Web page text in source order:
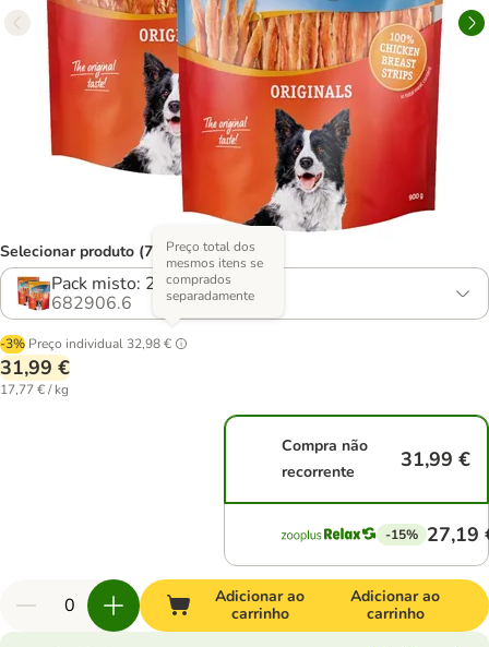
Selecionar produto (7 opções)
Pack misto: 2 variedades
682906.6
-3% Preço individual 32,98 €
Preço total dos
mesmos itens se
comprados
separadamente
31,99 €
17,77 € / kg
Compra não
recorrente
31,99 €
-15% 27,19
Adicionar ao
carrinho
Adicionar ao
carrinho